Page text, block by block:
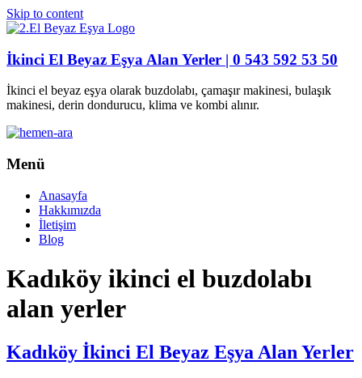
Skip to content
İkinci El Beyaz Eşya Alan Yerler | 0 543 592 53 50
İkinci el beyaz eşya olarak buzdolabı, çamaşır makinesi, bulaşık
makinesi, derin dondurucu, klima ve kombi alınır.
Menü
Anasayfa
Hakkımızda
İletişim
Blog
Kadıköy ikinci el buzdolabı
alan yerler
Kadıköy İkinci El Beyaz Eşya Alan Yerler